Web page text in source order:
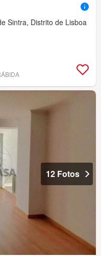
Sintra, Distrito de Lisboa
12 Fotos